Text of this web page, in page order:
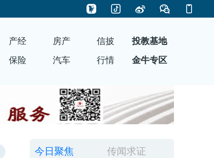
产经 房产 信披
投教基地
保险 汽车 行情 金牛专区
今日聚焦 传闻求证